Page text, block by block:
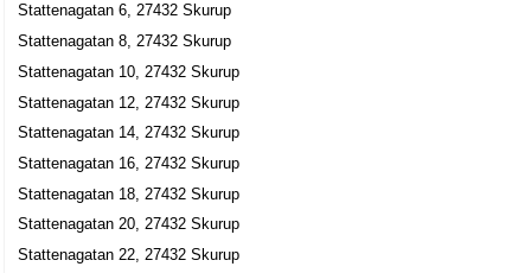
Stattenagatan 6, 27432 Skurup
Stattenagatan 8, 27432 Skurup
Stattenagatan 10, 27432 Skurup
Stattenagatan 12, 27432 Skurup
Stattenagatan 14, 27432 Skurup
Stattenagatan 16, 27432 Skurup
Stattenagatan 18, 27432 Skurup
Stattenagatan 20, 27432 Skurup
Stattenagatan 22, 27432 Skurup